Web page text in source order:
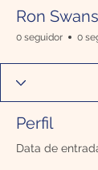
Ron
0 seguidor 0
Perfil
Data de